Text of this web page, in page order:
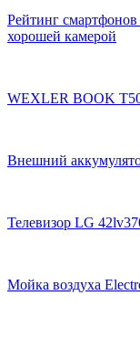
Рейтинг
хорошей камерой
WEXLER BOOK
Внешний
Телевизор LG
Мойка воздуха